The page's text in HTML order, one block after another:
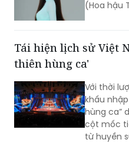
(Hoa hậu
Tái hiện lịch sử Việt
thiên hùng ca'
Với thời
khấu
hùng ca”
cột mốc
từ huyền